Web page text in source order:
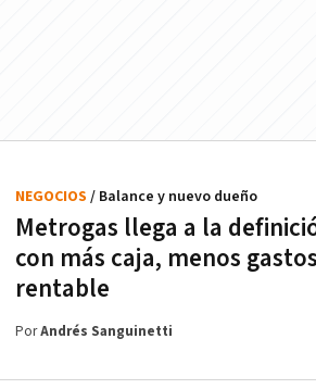
Metrogas llega a la
con más caja, menos
rentable
NEGOCIOS / Balance y nuevo dueño
PorAndrés Sanguinetti